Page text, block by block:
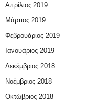
Απρίλιος 2019
Μάρτιος 2019
Φεβρουάριος 2019
Ιανουάριος 2019
Δεκέμβριος 2018
Νοέμβριος 2018
Οκτώβριος 2018